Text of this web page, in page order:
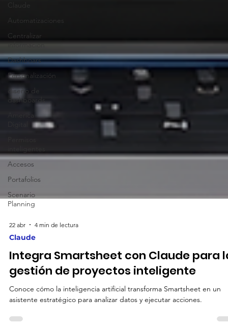
Claude
Automatizaciones
Centralizar
información
Dashboars
Personalización
diseño de
dashboards
America
Accesos
Portafolios
Scenario
Planning
22 abr 4 min de lectura
Claude
Integra Smartsheet con Claude para
gestión de proyectos inteligente
Conoce cómo la inteligencia artificial transforma Smartsheet en un
asistente estratégico para analizar datos y ejecutar acciones.